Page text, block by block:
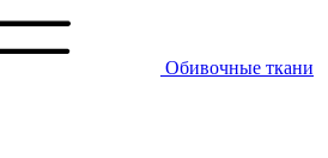
Обивочные ткани